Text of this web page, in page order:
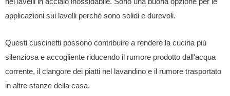
applicazioni sui lavelli perché sono solidi e durevoli.
Questi cuscinetti possono contribuire a rendere la cucina più
silenziosa e accogliente riducendo il rumore prodotto dall'acqua
corrente, il clangore dei piatti nel lavandino e il rumore trasportato
in altre stanze della casa.